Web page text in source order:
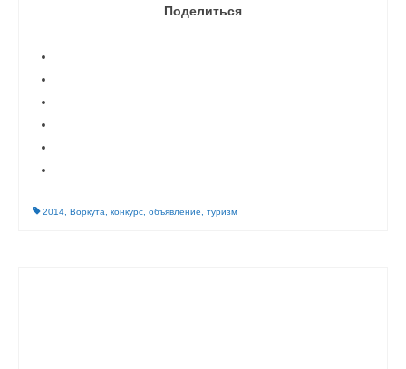
Поделиться
2014 Воркута конкурс объявление туризм